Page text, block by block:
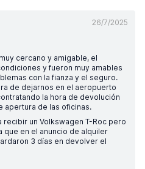
26/7/2025
cercano y amigable, el
y fueron muy amables
con la fianza y el seguro.
de dejarnos en el aeropuerto
la hora de devolución
apertura de las oficinas.
recibir un Volkswagen T-Roc pero
que en el anuncio de alquiler
3 días en devolver el